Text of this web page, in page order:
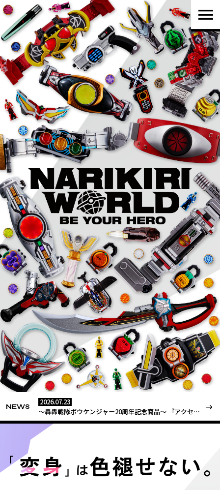
TOP
PRODUCTS
NEWS
BRAND
SHOP
EVENT
NEWS
2026.07.23
～轟轟戦隊ボウケンジャー20周年記念商品～ 『アクセル
ラー -MEMORIAL EDITION-』がプレミアムバンダイに
登場！